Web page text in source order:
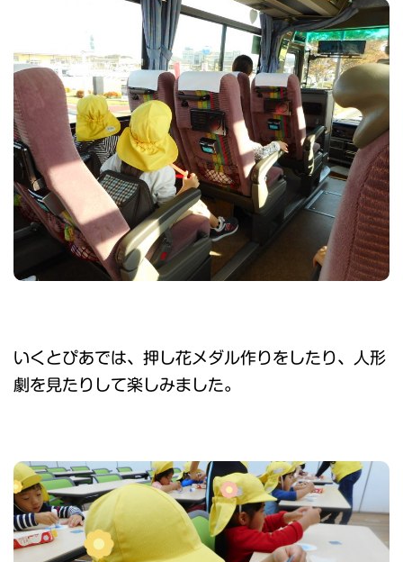
いくとぴあでは、押し花メダル作りをしたり、人形
劇を見たりして楽しみました。